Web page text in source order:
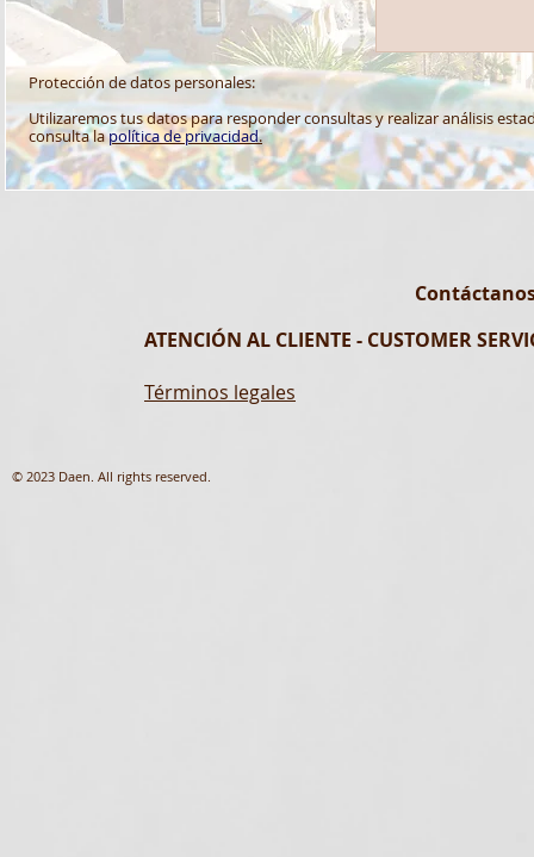
Protección de datos personales:
Utilizaremos tus datos para responder consultas y realizar análisis
consulta lapolítica de privacidad.
ATENCIÓN AL CLIENTE - CUSTOMER
Términos legales
© 2023 Daen. All rights reserved.